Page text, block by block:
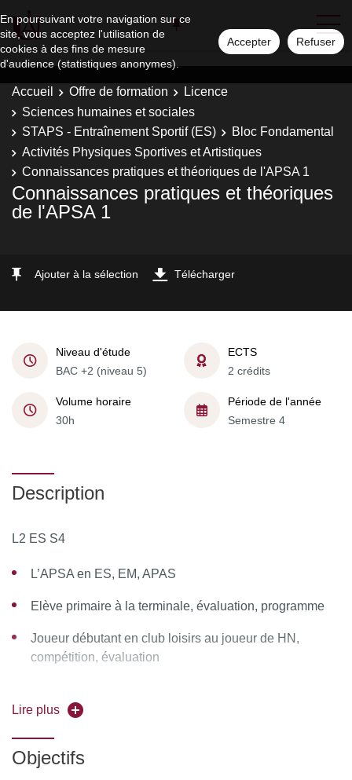
En poursuivant votre navigation sur ce
site, vous acceptez l'utilisation de
cookies à des fins de mesure
d'audience (statistiques anonymes).
Accepter Refuser
Accueil Offre de formation
Licence
Sciences humaines et sociales
STAPS - Entraînement Sportif (ES)
Bloc Fondamental
Activités Physiques Sportives et Artistiques
Connaissances pratiques et théoriques de l'APSA 1
Connaissances pratiques et théoriques
de l'APSA 1
Ajouter à la sélection Télécharger
Niveau d'étude
BAC +2 (niveau 5)
ECTS
2 crédits
Volume horaire
30h
Période de l'année
Semestre 4
Description
L2 ES S4
L’APSA en ES, EM, APAS
Elève primaire à la terminale, évaluation, programme
Joueur débutant en club loisirs au joueur de HN,
compétition, évaluation
Variables didactiques/conduites typiques/grille de
lecture de la motricité (vidéo)
SA et préparation à l’intervention
Lire plus
Objectifs